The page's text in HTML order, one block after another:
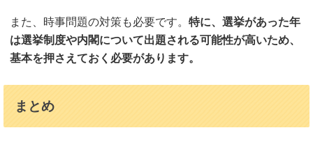
また、時事問題の対策も必要です。特に、選挙があった年
は選挙制度や内閣について出題される可能性が高いため、
基本を押さえておく必要があります。
まとめ